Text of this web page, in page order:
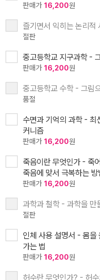
판매가 16,200원
즐기면서 익히는 논리
절판
중고등학교 지구과학 -
판매가 16,200원
중고등학교 수학 - 그림
품절
수면과 기억의 과학 - 최
커니즘
판매가 16,200원
죽음이란 무엇인가 - 죽
죽음에 맞서 극복하는
판매가 16,200원
과학과 철학 - 과학을 만
절판
인체 사용 설명서 - 몸을
가는 법
판매가 16,200원
허수란 무엇인가? - 허